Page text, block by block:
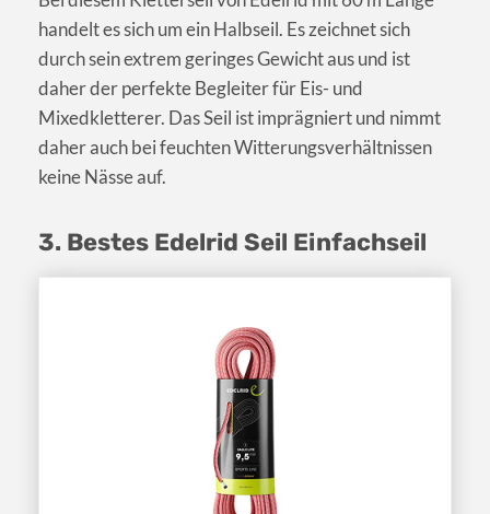
handelt es sich um ein Halbseil. Es zeichnet sich
durch sein extrem geringes Gewicht aus und ist
daher der perfekte Begleiter für Eis- und
Mixedkletterer. Das Seil ist imprägniert und nimmt
daher auch bei feuchten Witterungsverhältnissen
keine Nässe auf.
3. Bestes Edelrid Seil Einfachseil